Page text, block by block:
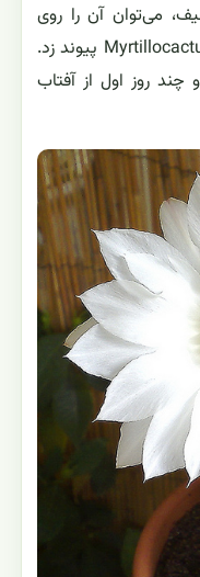
می‌توان آن را روی
پایه‌های قوی مانند Hylocereus یا Myrtillocactus پیوند زد.
روز اول از آفتاب